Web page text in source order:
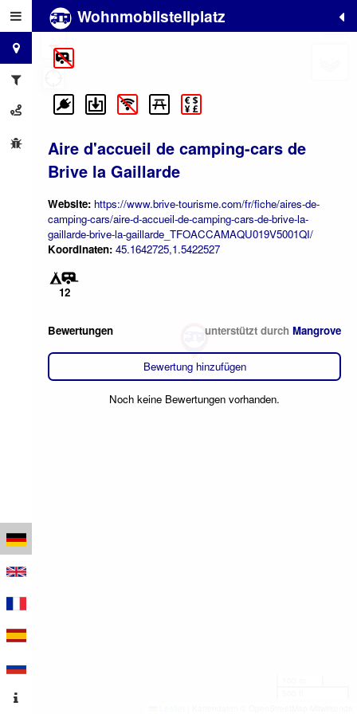
Wohnmobilstellplatz
Aire d'accueil de camping-cars de
Brive la Gaillarde
Website: https://www.brive-tourisme.com/fr/fiche/aires-de-
camping-cars/aire-d-accueil-de-camping-cars-de-brive-la-
gaillarde-brive-la-gaillarde_TFOACCAMAQU019V5001QI/
Koordinaten: 45.1642725,1.5422527
12
Bewertungen unterstützt durch Mangrove
Bewertung hinzufügen
Noch keine Bewertungen vorhanden.
+
−